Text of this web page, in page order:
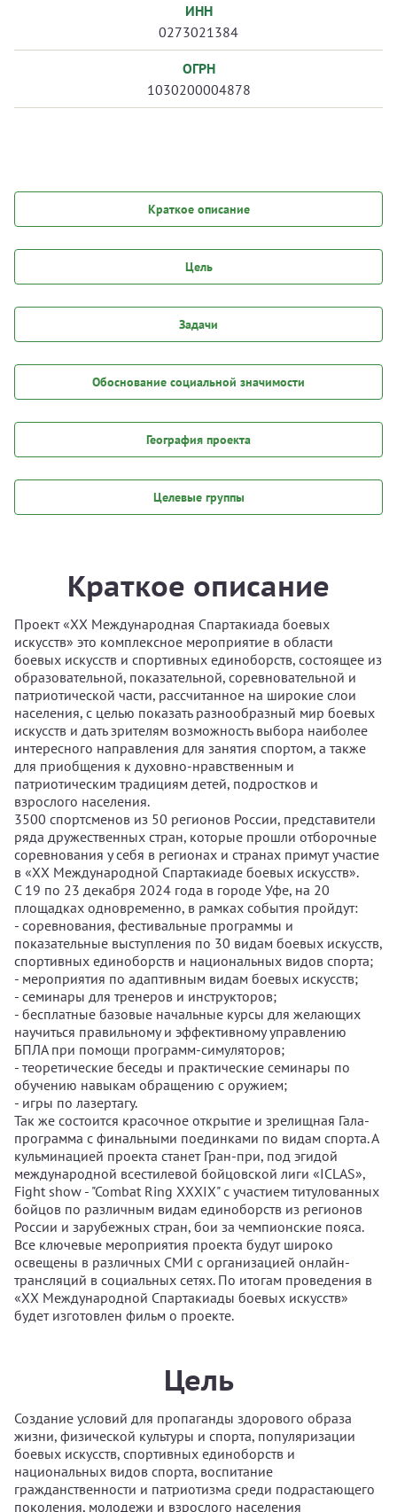
ИНН
0273021384
ОГРН
1030200004878
Краткое описание
Цель
Задачи
Обоснование социальной значимости
География проекта
Целевые группы
Краткое описание
Проект «XX Международная Спартакиада боевых
искусств» это комплексное мероприятие в области
боевых искусств и спортивных единоборств, состоящее из
образовательной, показательной, соревновательной и
патриотической части, рассчитанное на широкие слои
населения, с целью показать разнообразный мир боевых
искусств и дать зрителям возможность выбора наиболее
интересного направления для занятия спортом, а также
для приобщения к духовно-нравственным и
патриотическим традициям детей, подростков и
взрослого населения.
3500 спортсменов из 50 регионов России, представители
ряда дружественных стран, которые прошли отборочные
соревнования у себя в регионах и странах примут участие
в «XX Международной Спартакиаде боевых искусств».
С 19 по 23 декабря 2024 года в городе Уфе, на 20
площадках одновременно, в рамках события пройдут:
- соревнования, фестивальные программы и
показательные выступления по 30 видам боевых искусств,
спортивных единоборств и национальных видов спорта;
- мероприятия по адаптивным видам боевых искусств;
- семинары для тренеров и инструкторов;
- бесплатные базовые начальные курсы для желающих
научиться правильному и эффективному управлению
БПЛА при помощи программ-симуляторов;
- теоретические беседы и практические семинары по
обучению навыкам обращению с оружием;
- игры по лазертагу.
Так же состоится красочное открытие и зрелищная Гала-
программа с финальными поединками по видам спорта. А
кульминацией проекта станет Гран-при, под эгидой
международной всестилевой бойцовской лиги «ICLAS»,
Fight show - "Combat Ring XXXIX" с участием титулованных
бойцов по различным видам единоборств из регионов
России и зарубежных стран, бои за чемпионские пояса.
Все ключевые мероприятия проекта будут широко
освещены в различных СМИ с организацией онлайн-
трансляций в социальных сетях. По итогам проведения в
«XX Международной Спартакиады боевых искусств»
будет изготовлен фильм о проекте.
Цель
Создание условий для пропаганды здорового образа
жизни, физической культуры и спорта, популяризации
боевых искусств, спортивных единоборств и
национальных видов спорта, воспитание
гражданственности и патриотизма среди подрастающего
поколения, молодежи и взрослого населения